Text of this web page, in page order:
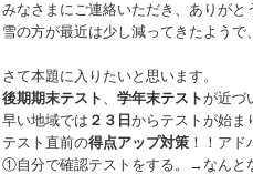
みなさまにご連絡いただき、ありがと
雪の方が最近は少し減ってきたようで
さて本題に入りたいと思います。
後期期末テスト 、 学年末テストが近づ
早い地域では ２３日 からテストが始ま
テスト直前の得点アップ対策 ！！アド
①自分で確認テストをする。→なんと